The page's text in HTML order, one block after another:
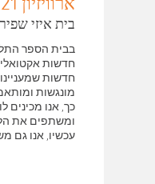
ארוויזיון 2021
בית איזי
בבית הספר
חדשות
חדשות
מונגשות
ומשתפים את
עכשיו, אנו גם